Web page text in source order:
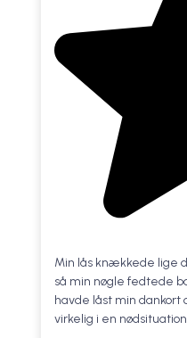
Min lås knækkede lige
så min nøgle fedtede
havde låst min dankort
virkelig i en